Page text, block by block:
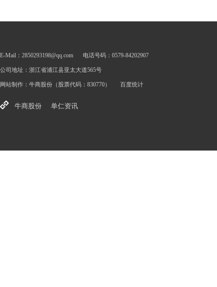
E-Mail：2850293198@qq.com 电话号码：0579-84202907
公司地址：浙江省浦江县亚太大道565号
网站制作： 牛商股份 （股票代码：830770） 百度统计
牛商股份 单仁资讯